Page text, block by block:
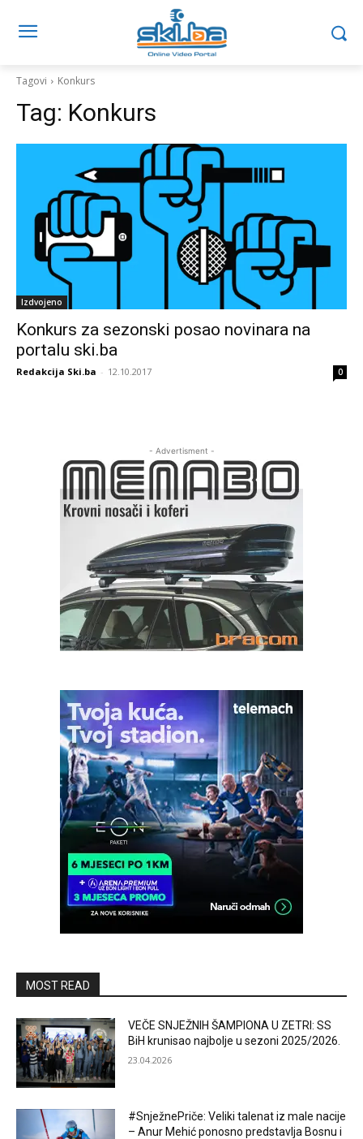
Tagovi Konkurs
Tag: Konkurs
Izdvojeno
Konkurs za sezonski posao novinara na
portalu ski.ba
Redakcija Ski.ba - 12.10.2017 0
- Advertisment -
MOST READ
VEČE SNJEŽNIH ŠAMPIONA U ZETRI: SS
BiH krunisao najbolje u sezoni 2025/2026.
23.04.2026
#SnježnePriče: Veliki talenat iz male nacije
– Anur Mehić ponosno predstavlja Bosnu i